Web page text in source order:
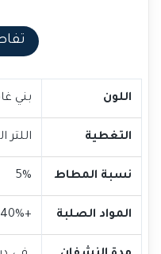
اللون بني
التغطية اللتر
نسبة المطاط 5%
المواد الصلبة +40%